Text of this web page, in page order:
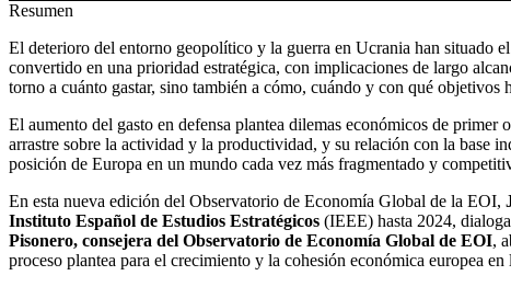
Resumen
El deterioro del entorno geopolítico y la guerra en Ucrania han situado
convertido en una prioridad estratégica, con implicaciones de largo
torno a cuánto gastar, sino también a cómo, cuándo y con qué objetivos
El aumento del gasto en defensa plantea dilemas económicos de
arrastre sobre la actividad y la productividad, y su relación con la base
posición de Europa en un mundo cada vez más fragmentado y
En esta nueva edición del Observatorio de Economía Global de la EOI,
Instituto Español de Estudios Estratégicos (IEEE) hasta 2024,
Pisonero, consejera del Observatorio de Economía Global de EOI,
proceso plantea para el crecimiento y la cohesión económica europea en